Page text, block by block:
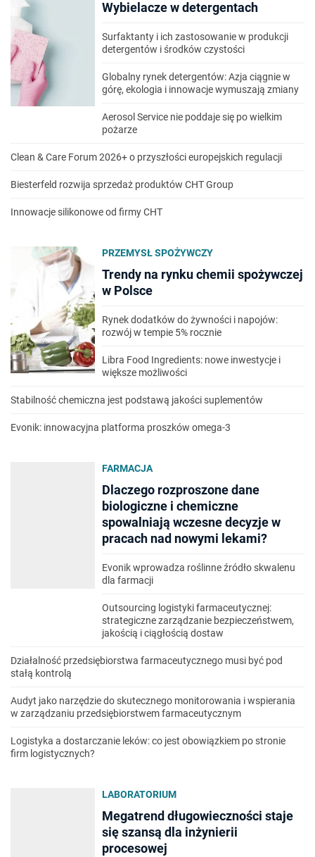
Wybielacze w detergentach
Surfaktanty i ich zastosowanie w produkcji
detergentów i środków czystości
Globalny rynek detergentów: Azja ciągnie w
górę, ekologia i innowacje wymuszają zmiany
Aerosol Service nie poddaje się po wielkim
pożarze
Clean & Care Forum 2026+ o przyszłości europejskich regulacji
Biesterfeld rozwija sprzedaż produktów CHT Group
Innowacje silikonowe od firmy CHT
PRZEMYSŁ SPOŻYWCZY
Trendy na rynku chemii spożywczej
w Polsce
Rynek dodatków do żywności i napojów:
rozwój w tempie 5% rocznie
Libra Food Ingredients: nowe inwestycje i
większe możliwości
Stabilność chemiczna jest podstawą jakości suplementów
Evonik: innowacyjna platforma proszków omega-3
FARMACJA
Dlaczego rozproszone dane
biologiczne i chemiczne
spowalniają wczesne decyzje w
pracach nad nowymi lekami?
Evonik wprowadza roślinne źródło skwalenu
dla farmacji
Outsourcing logistyki farmaceutycznej:
strategiczne zarządzanie bezpieczeństwem,
jakością i ciągłością dostaw
Działalność przedsiębiorstwa farmaceutycznego musi być pod
stałą kontrolą
Audyt jako narzędzie do skutecznego monitorowania i wspierania
w zarządzaniu przedsiębiorstwem farmaceutycznym
Logistyka a dostarczanie leków: co jest obowiązkiem po stronie
firm logistycznych?
LABORATORIUM
Megatrend długowieczności staje
się szansą dla inżynierii
procesowej